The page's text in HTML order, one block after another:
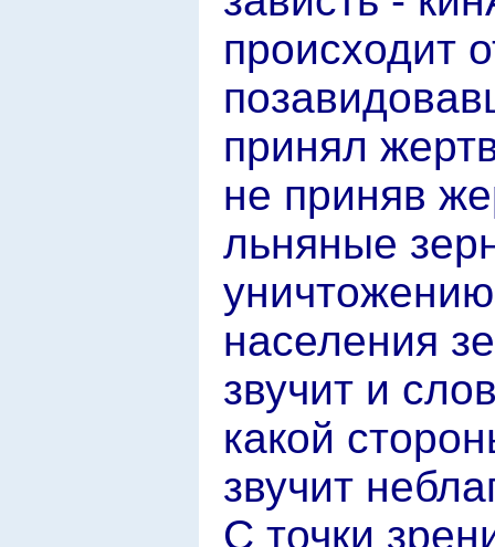
происходит
принял
не приняв
льняные
уничтожению
населения
звучит и
какой
звучит
С точки